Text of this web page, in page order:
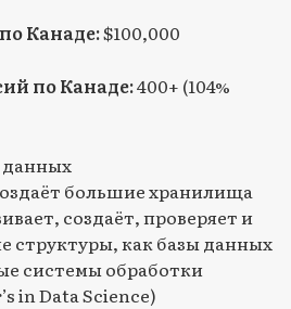
Канаде:$100,000
по Канаде:400+ (104%
данных
большие хранилища
создаёт, проверяет и
структуры, как базы данных
системы обработки
in Data Science)